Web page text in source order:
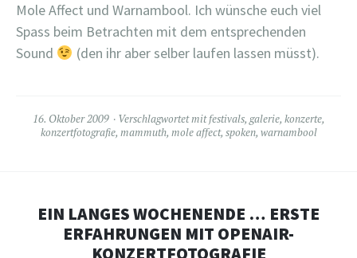
Mole Affect und Warnambool. Ich wünsche euch viel
Spass beim Betrachten mit dem entsprechenden
Sound
(den ihr aber selber laufen lassen müsst).
16. Oktober 2009 Verschlagwortet mitfestivals, galerie, konzerte,
konzertfotografie, mammuth, mole affect, spoken, warnambool
EIN LANGES WOCHENENDE … ERSTE
ERFAHRUNGEN MIT OPENAIR-
KONZERTFOTOGRAFIE